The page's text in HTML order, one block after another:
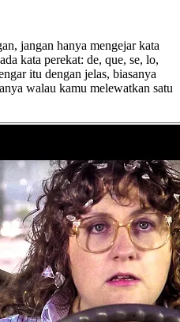
jangan hanya mengejar kata
kata perekat: de, que, se, lo,
itu dengan jelas, biasanya
walau kamu melewatkan satu